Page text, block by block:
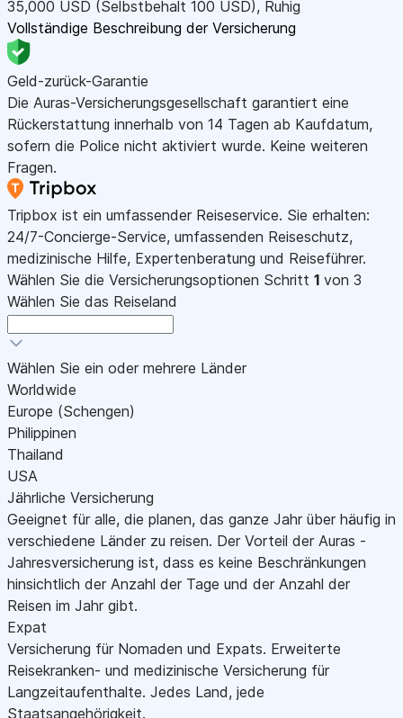
35,000 USD (Selbstbehalt 100 USD), Ruhig
Vollständige Beschreibung der Versicherung
Geld-zurück-Garantie
Die Auras-Versicherungsgesellschaft garantiert eine
Rückerstattung innerhalb von 14 Tagen ab Kaufdatum,
sofern die Police nicht aktiviert wurde. Keine weiteren
Fragen.
Tripbox ist ein umfassender Reiseservice. Sie erhalten:
24/7-Concierge-Service, umfassenden Reiseschutz,
medizinische Hilfe, Expertenberatung und Reiseführer.
Wählen Sie die Versicherungsoptionen Schritt 1 von 3
Wählen Sie das Reiseland
Wählen Sie ein oder mehrere Länder
Worldwide
Europe (Schengen)
Philippinen
Thailand
USA
Jährliche Versicherung
Geeignet für alle, die planen, das ganze Jahr über häufig in
verschiedene Länder zu reisen. Der Vorteil der Auras -
Jahresversicherung ist, dass es keine Beschränkungen
hinsichtlich der Anzahl der Tage und der Anzahl der
Reisen im Jahr gibt.
Expat
Versicherung für Nomaden und Expats. Erweiterte
Reisekranken- und medizinische Versicherung für
Langzeitaufenthalte. Jedes Land, jede
Staatsangehörigkeit.